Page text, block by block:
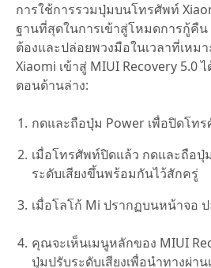
การใช้การรวมปุ่มบนโทรศัพท์
ฐานที่สุดในการเข้าสู่โหมดการกู้คื
ต้องและปล่อยพวงมือในเวลาที่เห
Xiaomi เข้าสู่ MIUI Recovery 5.0
ตอนด้านล่าง:
กดและถือปุ่ม Power เพื่อปิดโท
เมื่อโทรศัพท์ปิดแล้ว กดและถือปุ่
ระดับเสียงขึ้นพร้อมกันไว้สักครู่
เมื่อโลโก้ Mi ปรากฏบนหน้าจอ
คุณจะเห็นเมนูหลักของ MIUI
ปุ่มปรับระดับเสียงเพื่อนำทางผ่า